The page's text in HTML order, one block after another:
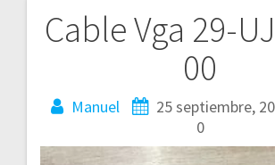
Cable Vga 29-
00
Manuel
25 septiembre,
0
Navegación
entradas